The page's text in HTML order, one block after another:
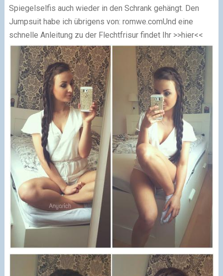
Spiegelselfis auch wieder in den Schrank gehängt. Den
Jumpsuit habe ich übrigens von: romwe.comUnd eine
schnelle Anleitung zu der Flechtfrisur findet Ihr >>hier<<